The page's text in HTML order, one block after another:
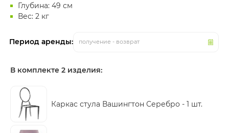
Глубина: 49 см
Вес: 2 кг
Период аренды: получение - возврат
В комплекте 2 изделия:
Каркас стула Вашингтон Серебро - 1 шт.